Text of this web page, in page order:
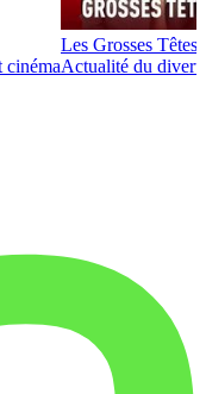
cinéma
Les Grosses Têtes
Actualité du